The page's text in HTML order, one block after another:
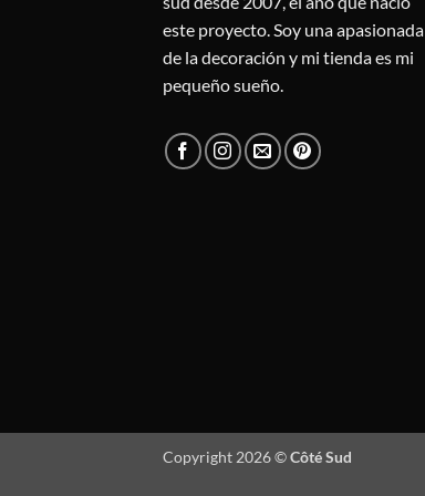
este proyecto. Soy una apasionada
de la decoración y mi tienda es mi
pequeño sueño.
Copyright 2026 ©Côté Sud